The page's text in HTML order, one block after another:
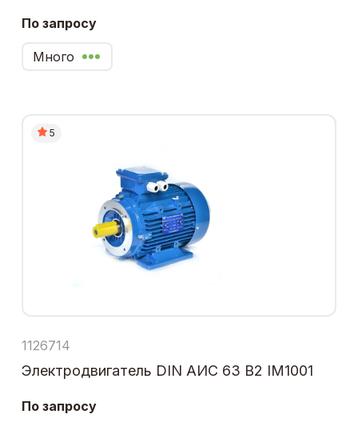
По запросу
Много
5
1126714
Электродвигатель DIN АИС 63 В2 IM1001
По запросу